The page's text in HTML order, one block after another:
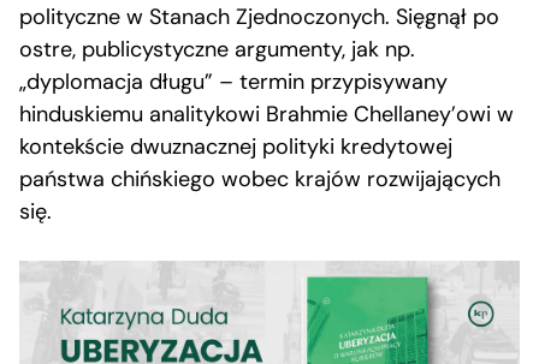
polityczne w Stanach Zjednoczonych. Sięgnął po
ostre, publicystyczne argumenty, jak np.
„dyplomacja długu” – termin przypisywany
hinduskiemu analitykowi Brahmie Chellaney’owi w
kontekście dwuznacznej polityki kredytowej
państwa chińskiego wobec krajów rozwijających
się.